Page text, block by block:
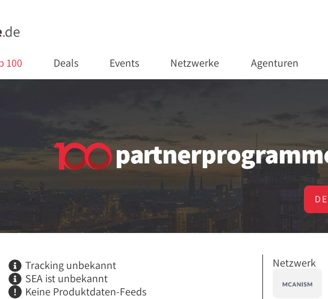
100 Deals Events Netzwerke Agenturen
Tracking unbekannt
SEA ist unbekannt
Keine Produktdaten-Feeds
Netzwerk